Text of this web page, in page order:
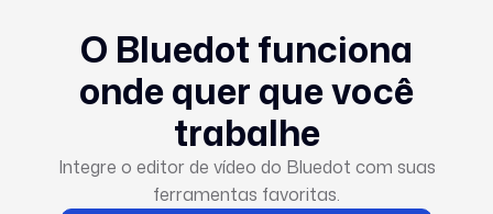
clientes e fechar mais negócios.
transições suaves. Isso ajuda a colocar o cliente
em primeiro lugar e a aumentar sua fidelidade.
acessar as reuniões gratuitamente.
O Bluedot funciona
onde quer que você
trabalhe
Integre o editor de vídeo do Bluedot com suas
ferramentas favoritas.